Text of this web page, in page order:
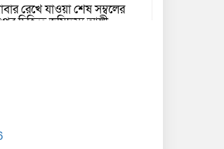
রেখে যাওয়া শেষ সম্বলের
চিহ্নিত ভূমিদস্যু আলী
অভিযোগ